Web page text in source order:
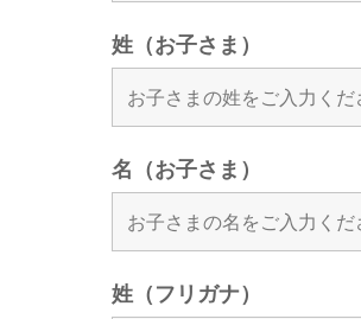
姓（お子さま）
名（お子さま）
姓（フリガナ）